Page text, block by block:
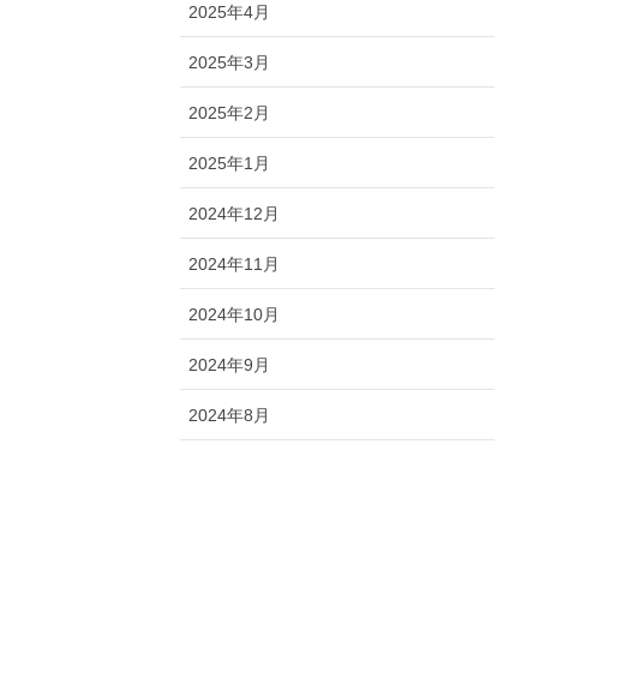
2025年4月
2025年3月
2025年2月
2025年1月
2024年12月
2024年11月
2024年10月
2024年9月
2024年8月